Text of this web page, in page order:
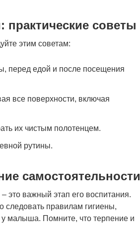
практические советы
этим советам:
перед едой и после посещения
все поверхности, включая
их чистым полотенцем.
рутины.
самостоятельности
это важный этап его воспитания.
следовать правилам гигиены,
у малыша. Помните, что терпение и